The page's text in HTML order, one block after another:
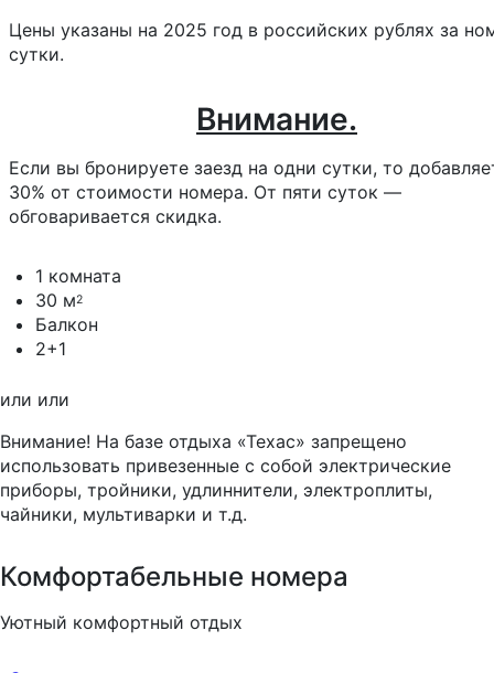
Цены указаны на 2025 год в российских рублях за
сутки.
Внимание.
Если вы бронируете заезд на одни сутки, то
30% от стоимости номера. От пяти суток —
обговаривается скидка.
1 комната
30 м2
Балкон
2+1
или или
Внимание! На базе отдыха «Техас» запрещено
использовать привезенные с собой электрические
приборы, тройники, удлиннители, электроплиты,
чайники, мультиварки и т.д.
Комфортабельные номера
Уютный комфортный отдых